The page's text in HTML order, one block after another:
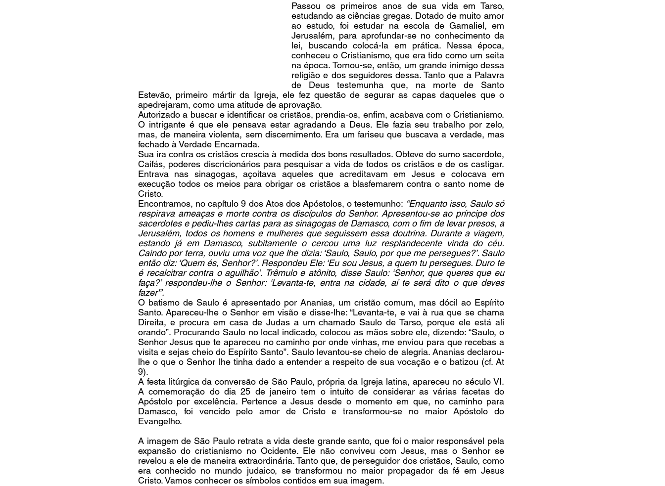
Passou os primeiros anos de sua vida em Tarso,
estudando as ciências gregas. Dotado de muito amor
ao estudo, foi estudar na escola de Gamaliel, em
Jerusalém, para aprofundar-se no conhecimento da
lei, buscando colocá-la em prática. Nessa época,
conheceu o Cristianismo, que era tido como um seita
na época. Tornou-se, então, um grande inimigo dessa
religião e dos seguidores dessa. Tanto que a Palavra
de Deus testemunha que, na morte de Santo
Estevão, primeiro mártir da Igreja, ele fez questão de segurar as capas daqueles que o
apedrejaram, como uma atitude de aprovação.
Autorizado a buscar e identificar os cristãos, prendia-os, enfim, acabava com o Cristianismo.
O intrigante é que ele pensava estar agradando a Deus. Ele fazia seu trabalho por zelo,
mas, de maneira violenta, sem discernimento. Era um fariseu que buscava a verdade, mas
fechado à Verdade Encarnada.
Sua ira contra os cristãos crescia à medida dos bons resultados. Obteve do sumo sacerdote,
Caifás, poderes discricionários para pesquisar a vida de todos os cristãos e de os castigar.
Entrava nas sinagogas, açoitava aqueles que acreditavam em Jesus e colocava em
execução todos os meios para obrigar os cristãos a blasfemarem contra o santo nome de
Cristo.
Encontramos, no capítulo 9 dos Atos dos Apóstolos, o testemunho: “Enquanto isso, Saulo só
respirava ameaças e morte contra os discípulos do Senhor. Apresentou-se ao príncipe dos
sacerdotes e pediu-lhes cartas para as sinagogas de Damasco, com o fim de levar presos, a
Jerusalém, todos os homens e mulheres que seguissem essa doutrina. Durante a viagem,
estando já em Damasco, subitamente o cercou uma luz resplandecente vinda do céu.
Caindo por terra, ouviu uma voz que lhe dizia: ‘Saulo, Saulo, por que me persegues?’. Saulo
então diz: ‘Quem és, Senhor?’. Respondeu Ele: ‘Eu sou Jesus, a quem tu persegues. Duro te
é recalcitrar contra o aguilhão’. Trêmulo e atônito, disse Saulo: ‘Senhor, que queres que eu
faça?’ respondeu-lhe o Senhor: ‘Levanta-te, entra na cidade, aí te será dito o que deves
fazer'”.
O batismo de Saulo é apresentado por Ananias, um cristão comum, mas dócil ao Espírito
Santo. Apareceu-lhe o Senhor em visão e disse-lhe: “Levanta-te, e vai à rua que se chama
Direita, e procura em casa de Judas a um chamado Saulo de Tarso, porque ele está ali
orando”. Procurando Saulo no local indicado, colocou as mãos sobre ele, dizendo: “Saulo, o
Senhor Jesus que te apareceu no caminho por onde vinhas, me enviou para que recebas a
visita e sejas cheio do Espírito Santo”. Saulo levantou-se cheio de alegria. Ananias declarou-
lhe o que o Senhor lhe tinha dado a entender a respeito de sua vocação e o batizou (cf. At
9).
A festa litúrgica da conversão de São Paulo, própria da Igreja latina, apareceu no século VI.
A comemoração do dia 25 de janeiro tem o intuito de considerar as várias facetas do
Apóstolo por excelência. Pertence a Jesus desde o momento em que, no caminho para
Damasco, foi vencido pelo amor de Cristo e transformou-se no maior Apóstolo do
Evangelho.
A imagem de São Paulo retrata a vida deste grande santo, que foi o maior responsável pela
expansão do cristianismo no Ocidente. Ele não conviveu com Jesus, mas o Senhor se
revelou a ele de maneira extraordinária. Tanto que, de perseguidor dos cristãos, Saulo, como
era conhecido no mundo judaico, se transformou no maior propagador da fé em Jesus
Cristo. Vamos conhecer os símbolos contidos em sua imagem.